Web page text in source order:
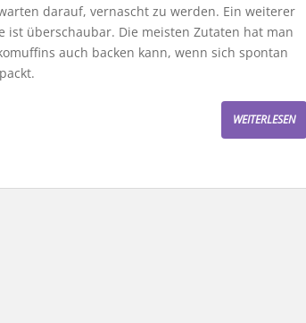
darauf, vernascht zu werden. Ein weiterer
ist überschaubar. Die meisten Zutaten hat man
auch backen kann, wenn sich spontan
WEITERLESEN